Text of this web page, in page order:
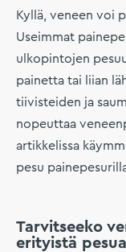
Kyllä, veneen voi
Useimmat
ulkopintojen
painetta tai liian
tiivisteiden ja
nopeuttaa
artikkelissa
pesu
Tarvitseeko
erityistä